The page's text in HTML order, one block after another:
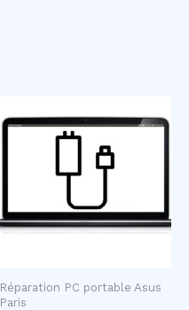
Réparation PC portable Asus
Paris